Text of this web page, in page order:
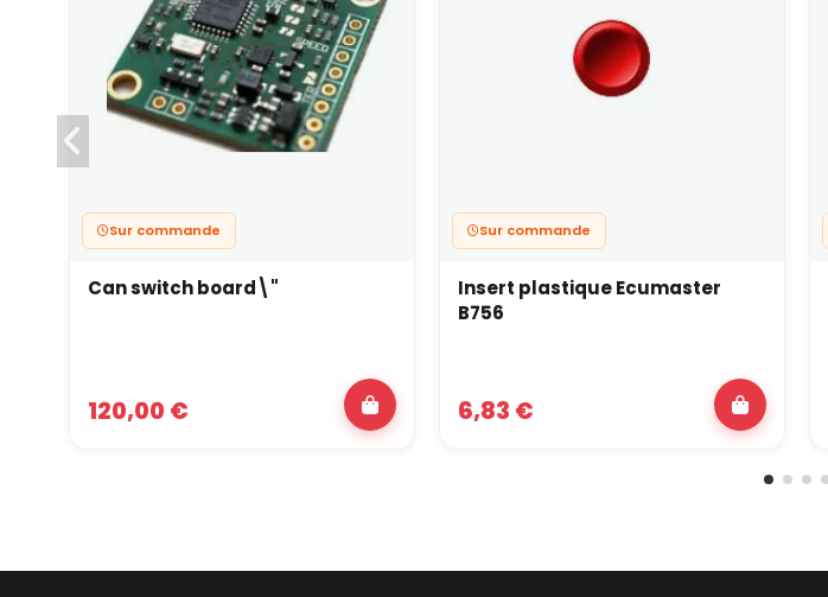
Sur commande
Can switch board\"
120,00 €
Sur commande
Insert plastique Ecumaster
B756
6,83 €